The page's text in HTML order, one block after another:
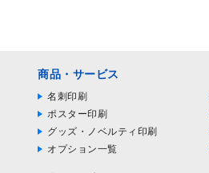
商品・サービス
名刺印刷
ポスター印刷
グッズ・ノベルティ印刷
オプション一覧